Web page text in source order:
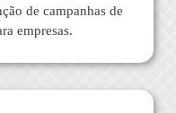
de campanhas de
empresas.